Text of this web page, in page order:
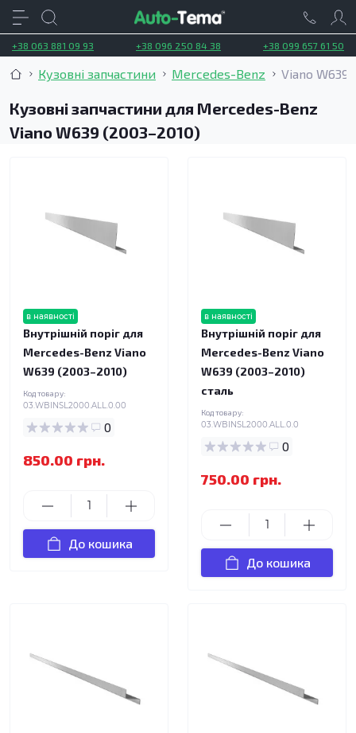
+38 063 881 09 93 +38 096 250 84 38 +38 099 657 61 50
Кузовні запчастини Mercedes-Benz Viano W639
Кузовні запчастини для Mercedes-Benz
Viano W639 (2003–2010)
в наявності
Внутрішній поріг для
Mercedes-Benz Viano
W639 (2003–2010)
Код товару:
03.WBINSL2000.ALL.0.00
0
850.00 грн.
До кошика
в наявності
Внутрішній поріг для
Mercedes-Benz Viano
W639 (2003–2010)
сталь
Код товару:
03.WBINSL2000.ALL.0.0
0
750.00 грн.
До кошика